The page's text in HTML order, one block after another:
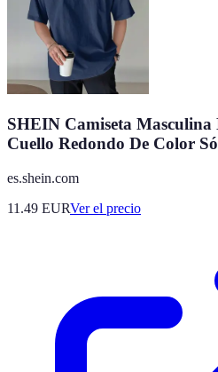
SHEIN Camiseta
Cuello Redondo De Color
es.shein.com
11.49 EURVer el precio